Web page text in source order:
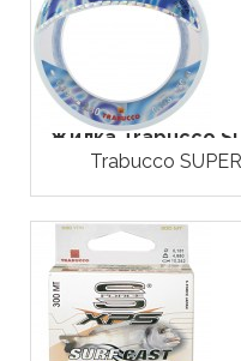
Жилка Trabucco
Trabucco